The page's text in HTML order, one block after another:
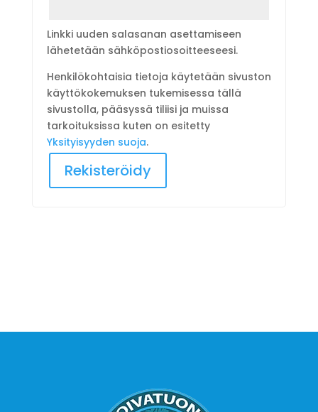
Linkki uuden salasanan asettamiseen
lähetetään sähköpostiosoitteeseesi.
Henkilökohtaisia tietoja käytetään sivuston
käyttökokemuksen tukemisessa tällä
sivustolla, pääsyssä tiliisi ja muissa
tarkoituksissa kuten on esitetty
Yksityisyyden suoja.
Rekisteröidy